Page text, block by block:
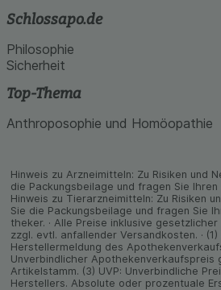
Schlossapo.de
Philosophie
Sicherheit
Top-Thema
Anthroposophie und Homöopathie
Hinweis zu Arzneimitteln: Zu Risiken und
die Packungs­beilage und fragen Sie
Hinweis zu Tier­arz­nei­mitteln: Zu Risiken
Sie die Packungs­beilage und fragen Sie
theker. · Alle Preise inklusive
zzgl. evtl. anfallender Versand­kosten. · (1)
Herstellermeldung des
Unverbindlicher Apothekenverkaufspreis
Artikelstamm. (3) UVP: Unverbindliche
Herstellers. Absolute oder prozentuale